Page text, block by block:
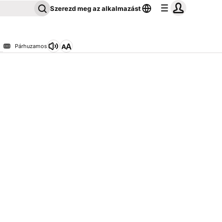
Szerezd meg az alkalmazást
Párhuzamos